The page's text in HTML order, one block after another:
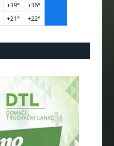
+39° +36°
+21° +22°